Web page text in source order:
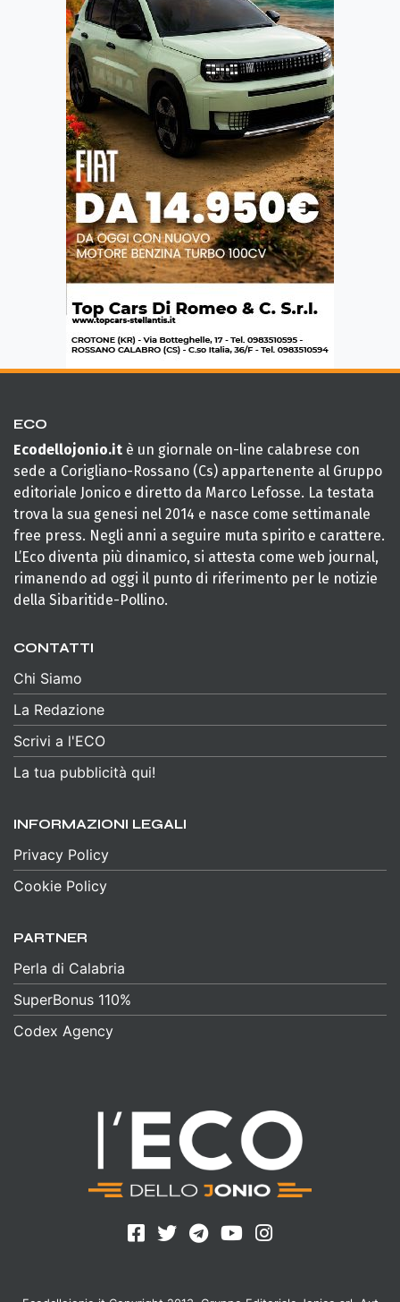
ECO
Ecodellojonio.it è un giornale on-line calabrese con
sede a Corigliano-Rossano (Cs) appartenente al Gruppo
editoriale Jonico e diretto da Marco Lefosse. La testata
trova la sua genesi nel 2014 e nasce come settimanale
free press. Negli anni a seguire muta spirito e carattere.
L’Eco diventa più dinamico, si attesta come web journal,
rimanendo ad oggi il punto di riferimento per le notizie
della Sibaritide-Pollino.
CONTATTI
Chi Siamo
La Redazione
Scrivi a l'ECO
La tua pubblicità qui!
INFORMAZIONI LEGALI
Privacy Policy
Cookie Policy
PARTNER
Perla di Calabria
SuperBonus 110%
Codex Agency